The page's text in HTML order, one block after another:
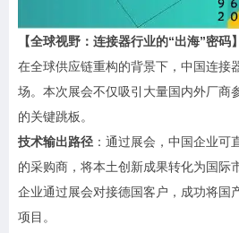
【全球视野：连接器行业的“出海”密码】
在全球供应链重构的背景下，中国连接
场。本次展会不仅吸引大量国内外厂商
的关键跳板。
技术输出路径 ：通过展会，中国企业
的采购商，将本土创新成果转化为国际
企业通过展会对接德国客户，成功将国
项目。